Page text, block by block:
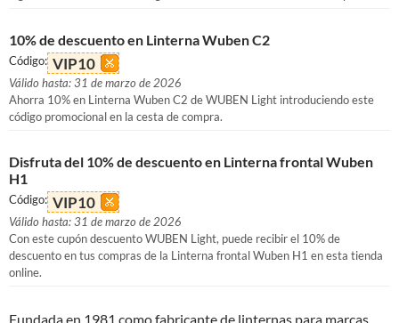
10% de descuento en Linterna Wuben C2
Código: VIP10
Válido hasta: 31 de marzo de 2026
Ahorra 10% en Linterna Wuben C2 de WUBEN Light introduciendo este
código promocional en la cesta de compra.
Disfruta del 10% de descuento en Linterna frontal Wuben
H1
Código: VIP10
Válido hasta: 31 de marzo de 2026
Con este cupón descuento WUBEN Light, puede recibir el 10% de
descuento en tus compras de la Linterna frontal Wuben H1 en esta tienda
online.
Fundada en 1981 como fabricante de linternas para marcas